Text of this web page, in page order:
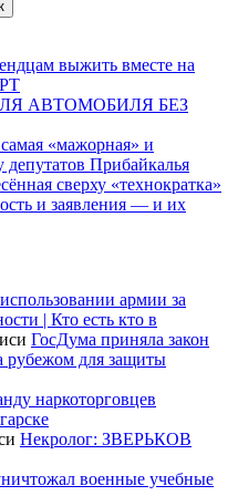
выжить вместе на
АВТОМОБИЛЯ БЕЗ
«мажорная» и
депутатов Прибайкалья
сверху «технократка»
и заявления — и их
армии за
| Кто есть кто в
ГосДума приняла закон
рубежом для защиты
наркоторговцев
Некролог: ЗВЕРЬКОВ
военные учебные